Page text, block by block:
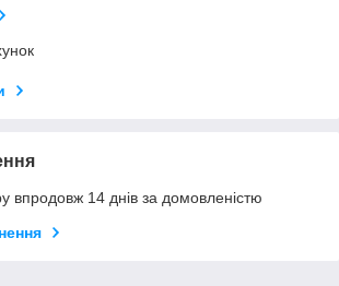
впродовж 14 днів за домовленістю